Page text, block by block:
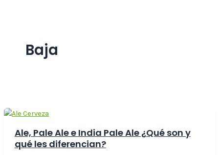
Baja
Ale, Pale Ale e India Pale Ale ¿Qué son y
qué les diferencian?